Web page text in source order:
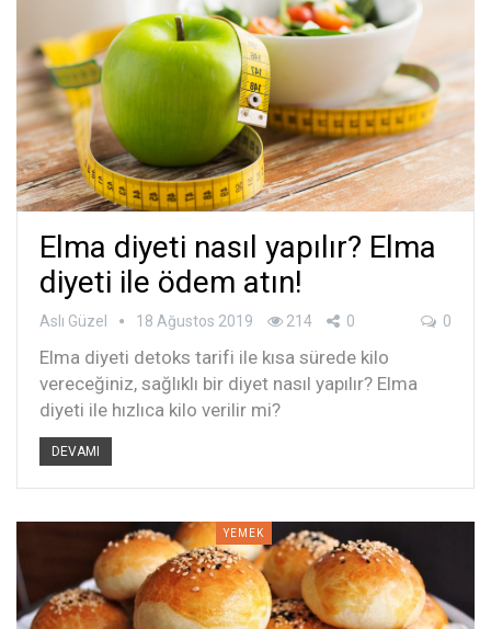
Elma diyeti nasıl yapılır? Elma
diyeti ile ödem atın!
Aslı Güzel 18 Ağustos 2019 214 0 0
Elma diyeti detoks tarifi ile kısa sürede kilo
vereceğiniz, sağlıklı bir diyet nasıl yapılır? Elma
diyeti ile hızlıca kilo verilir mi?
DEVAMI
YEMEK